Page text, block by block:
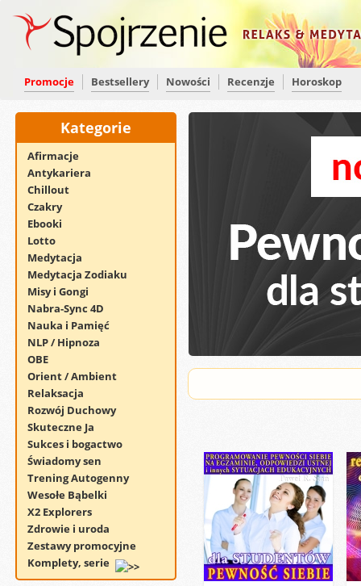
Promocje Bestsellery Nowości Recenzje Horoskop
Kategorie
Afirmacje
Antykariera
Chillout
Czakry
Ebooki
Lotto
Medytacja
Medytacja Zodiaku
Misy i Gongi
Nabra-Sync 4D
Nauka i Pamięć
NLP / Hipnoza
OBE
Orient / Ambient
Relaksacja
Rozwój Duchowy
Skuteczne Ja
Sukces i bogactwo
Świadomy sen
Trening Autogenny
Wesołe Bąbelki
X2 Explorers
Zdrowie i uroda
Zestawy promocyjne
Komplety, serie